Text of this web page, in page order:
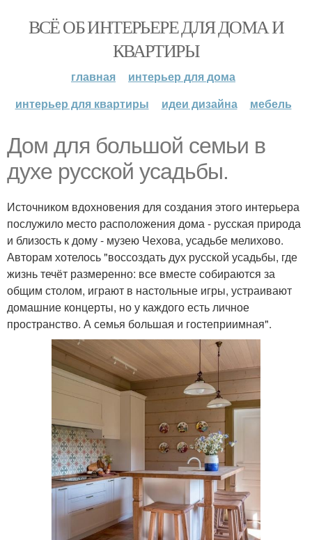
ВСЁ ОБ ИНТЕРЬЕРЕ ДЛЯ ДОМА И
КВАРТИРЫ
главная
интерьер для дома
интерьер для квартиры
идеи дизайна мебель
Дом для большой семьи в
духе русской усадьбы.
Источником вдохновения для создания этого интерьера
послужило место расположения дома - русская природа
и близость к дому - музею Чехова, усадьбе мелихово.
Авторам хотелось "воссоздать дух русской усадьбы, где
жизнь течёт размеренно: все вместе собираются за
общим столом, играют в настольные игры, устраивают
домашние концерты, но у каждого есть личное
пространство. А семья большая и гостеприимная".